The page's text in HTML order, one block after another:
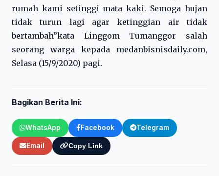
rumah kami setinggi mata kaki. Semoga hujan
tidak turun lagi agar ketinggian air tidak
bertambah”kata Linggom Tumanggor salah
seorang warga kepada medanbisnisdaily.com,
Selasa (15/9/2020) pagi.
Bagikan Berita Ini:
WhatsApp Facebook Telegram
Email Copy Link